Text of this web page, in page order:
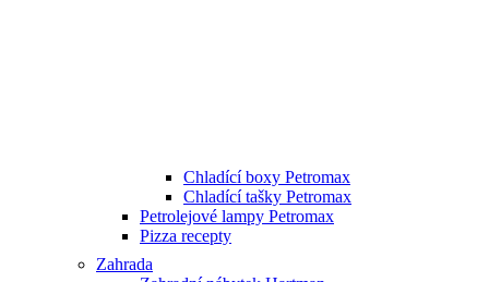
Chladící boxy Petromax
Chladící tašky Petromax
Petrolejové lampy Petromax
Pizza recepty
Zahrada